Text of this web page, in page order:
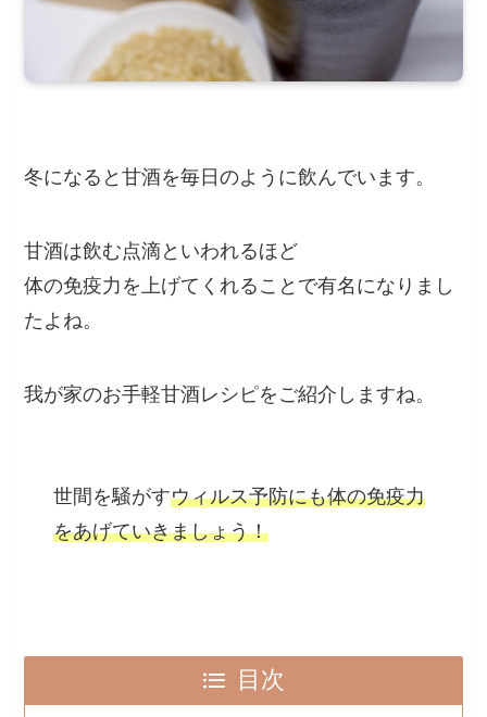
冬になると甘酒を毎日のように飲んでいます。
甘酒は飲む点滴といわれるほど
体の免疫力を上げてくれることで有名になりまし
たよね。
我が家のお手軽甘酒レシピをご紹介しますね。
世間を騒がすウィルス予防にも体の免疫力
をあげていきましょう！
目次